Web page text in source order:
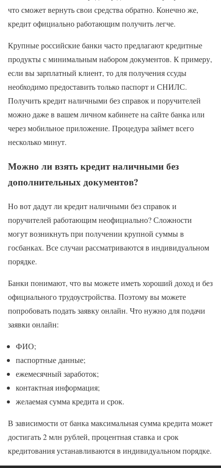
что сможет вернуть свои средства обратно. Конечно же,
кредит официально работающим получить легче.
Крупные российские банки часто предлагают кредитные
продукты с минимальным набором документов. К примеру,
если вы зарплатный клиент, то для получения ссуды
необходимо предоставить только паспорт и СНИЛС.
Получить кредит наличными без справок и поручителей
можно даже в вашем личном кабинете на сайте банка или
через мобильное приложение. Процедура займет всего
несколько минут.
Можно ли взять кредит наличными без
дополнительных документов?
Но вот дадут ли кредит наличными без справок и
поручителей работающим неофициально? Сложности
могут возникнуть при получении крупной суммы в
госбанках. Все случаи рассматриваются в индивидуальном
порядке.
Банки понимают, что вы можете иметь хороший доход и без
официального трудоустройства. Поэтому вы можете
попробовать подать заявку онлайн. Что нужно для подачи
заявки онлайн:
ФИО;
паспортные данные;
ежемесячный заработок;
контактная информация;
желаемая сумма кредита и срок.
В зависимости от банка максимальная сумма кредита может
достигать 2 млн рублей, процентная ставка и срок
кредитования устанавливаются в индивидуальном порядке.